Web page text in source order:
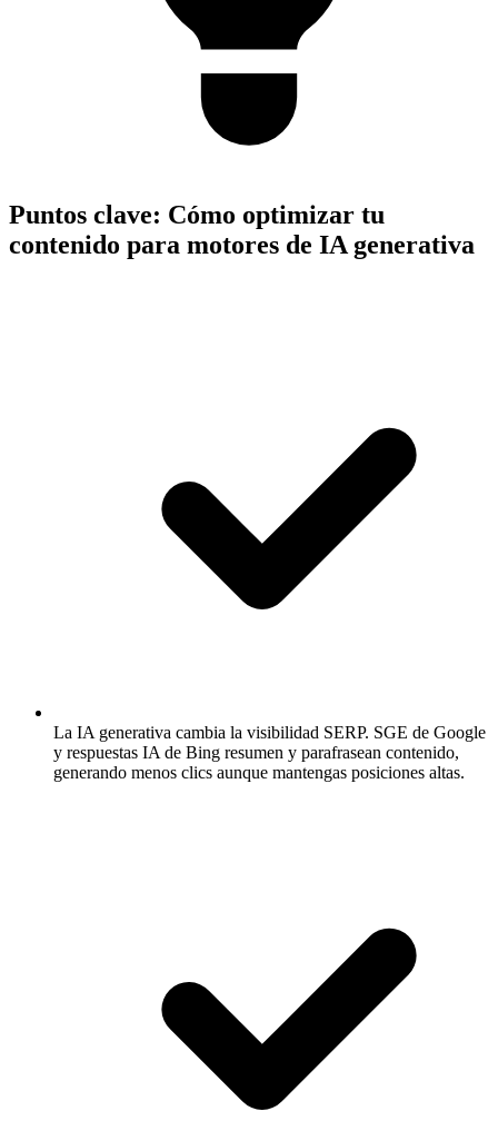
Puntos clave: Cómo optimizar tu
contenido para motores de IA generativa
La IA generativa cambia la visibilidad SERP. SGE de Google
y respuestas IA de Bing resumen y parafrasean contenido,
generando menos clics aunque mantengas posiciones altas.